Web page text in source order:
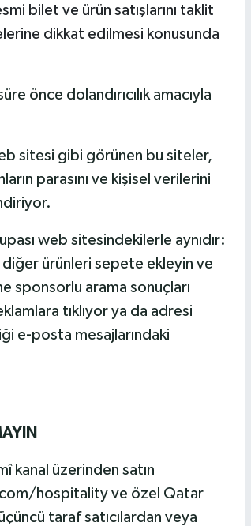
bilet ve ürün satışlarını taklit
dikkat edilmesi konusunda
önce dolandırıcılık amacıyla
sitesi gibi görünen bu siteler,
parasını ve kişisel verilerini
web sitesindekilerle aynıdır:
diğer ürünleri sepete ekleyin ve
sponsorlu arama sonuçları
tıklıyor ya da adresi
e-posta mesajlarındaki
kanal üzerinden satın
hospitality ve özel Qatar
taraf satıcılardan veya